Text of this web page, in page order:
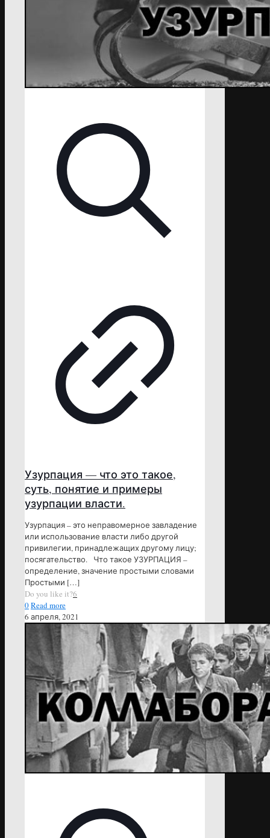
Узурпация — что это такое,
суть, понятие и примеры
узурпации власти.
Узурпация – это неправомерное завладение
или использование власти либо другой
привилегии, принадлежащих другому лицу;
посягательство. Что такое УЗУРПАЦИЯ –
определение, значение простыми словами
Простыми […]
Do you like it?6
0Read more
6 апреля, 2021